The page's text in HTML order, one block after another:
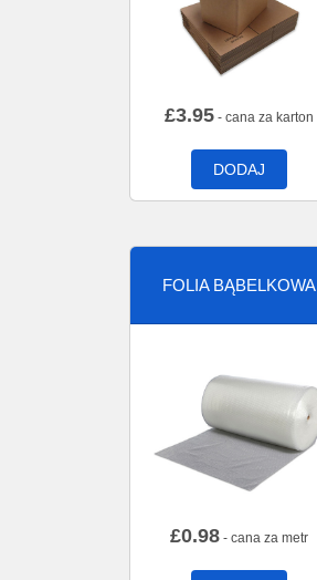
£3.95- cana za karton
DODAJ
FOLIA BĄBELKOWA
£0.98- cana za metr